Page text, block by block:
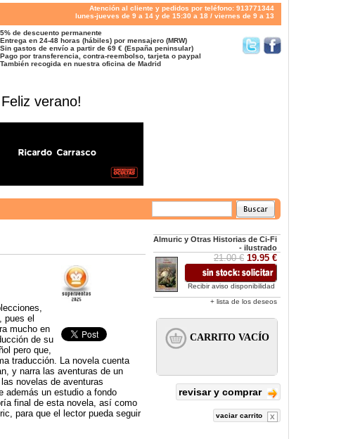
Atención al cliente y pedidos por teléfono: 913771344
lunes-jueves de 9 a 14 y de 15:30 a 18 / viernes de 9 a 13
5% de descuento permanente
Entrega en 24-48 horas (hábiles) por mensajero (MRW)
Sin gastos de envío a partir de 69 € (España peninsular)
Pago por transferencia, contra-reembolso, tarjeta o paypal
También recogida en nuestra oficina de Madrid
verano!
pues el
mucho en
de su
pero que,
traducción. La novela cuenta
y narra las aventuras de un
novelas de aventuras
además un estudio a fondo
final de esta novela, así como
para que el lector pueda seguir
Almuric y Otras Historias de Ci-Fi
- ilustrado
21.00 € 19.95 €
Recibir aviso disponibilidad
+ lista de los deseos
revisar y comprar
vaciar carrito